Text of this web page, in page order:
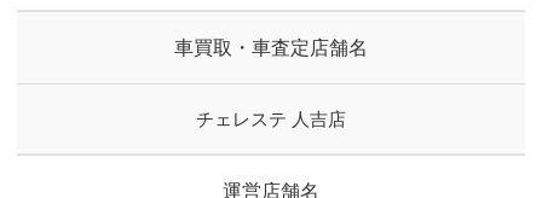
車買取・車査定店舗名
チェレステ 人吉店
運営店舗名